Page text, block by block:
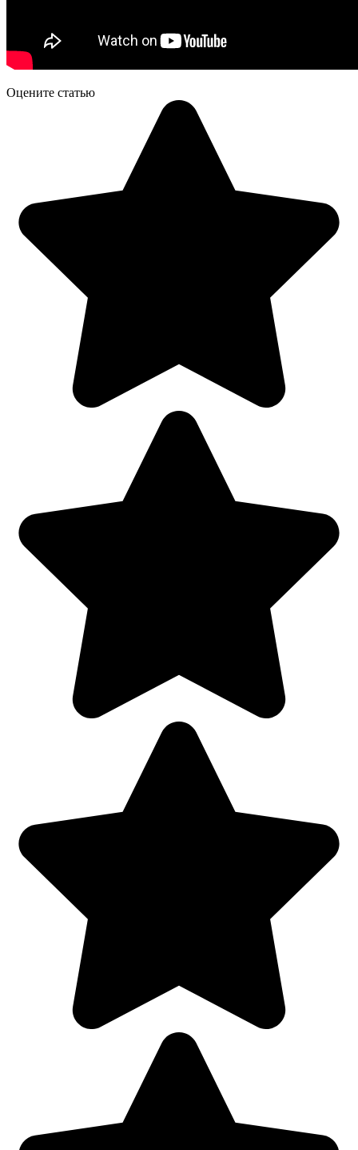
Оцените статью